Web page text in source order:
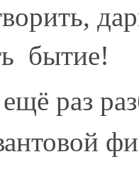
бытие!
раз